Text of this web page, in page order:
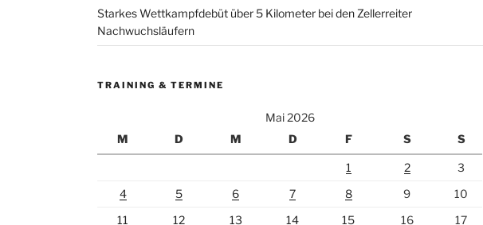
Starkes Wettkampfdebüt über 5 Kilometer bei den Zellerreiter
Nachwuchsläufern
TRAINING & TERMINE
Mai 2026
M
D M D F S S
1 2
3
4
5 6 7 8 9
10
11
12 13 14 15 16 17